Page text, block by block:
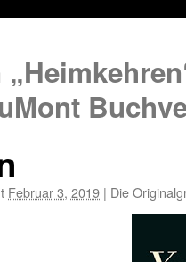
Februar 3, 2019 | Die